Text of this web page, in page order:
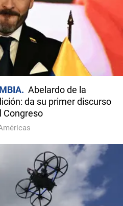
Abelardo de la
da su primer discurso
Congreso